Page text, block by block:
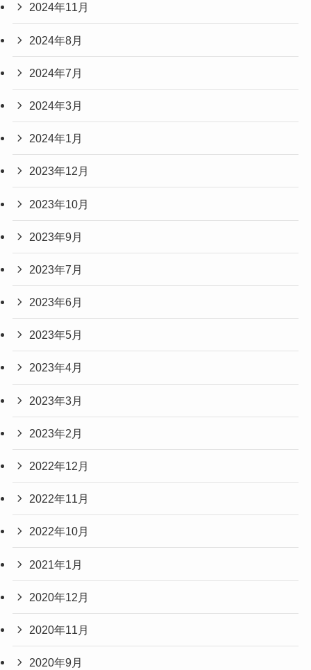
2024年11月
2024年8月
2024年7月
2024年3月
2024年1月
2023年12月
2023年10月
2023年9月
2023年7月
2023年6月
2023年5月
2023年4月
2023年3月
2023年2月
2022年12月
2022年11月
2022年10月
2021年1月
2020年12月
2020年11月
2020年9月